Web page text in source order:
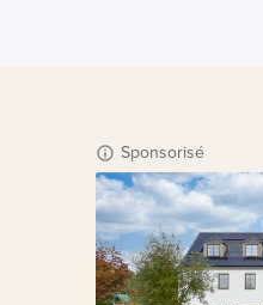
Sponsorisé